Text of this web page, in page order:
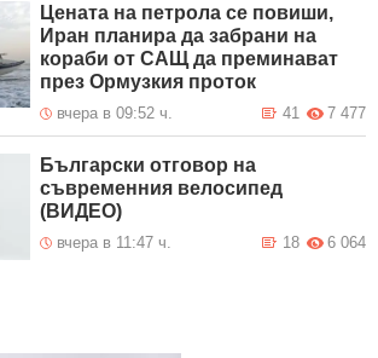
Цената на петрола се повиши,
Иран планира да забрани на
кораби от САЩ да преминават
през Ормузкия проток
вчера в 09:52 ч. 7 477
41
Български отговор на
съвременния велосипед
(ВИДЕО)
вчера в 11:47 ч. 6 064
18